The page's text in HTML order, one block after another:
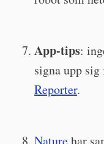
App-tips:
signa upp
Reporter.
Naturehar